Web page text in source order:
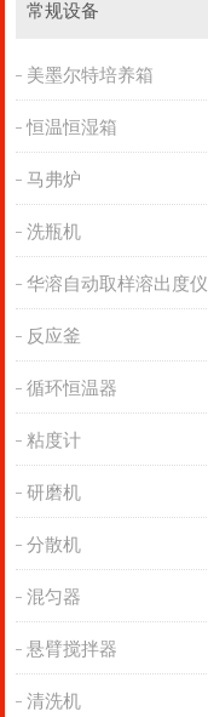
常规设备
美墨尔特培养箱
恒温恒湿箱
马弗炉
洗瓶机
华溶自动取样溶出度仪
反应釜
循环恒温器
粘度计
研磨机
分散机
混匀器
悬臂搅拌器
清洗机